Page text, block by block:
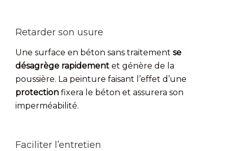
Retarder son usure
Une surface en béton sans traitement se
désagrège rapidement et génère de la
poussière. La peinture faisant l’effet d’une
protection fixera le béton et assurera son
imperméabilité.
Faciliter l’entretien